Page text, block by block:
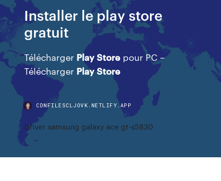
Installer le play store
gratuit
Télécharger Play Store pour PC –
Télécharger Play Store
CDNFILESCLJOVK.NETLIFY.APP
Driver samsung galaxy ace gt-s5830